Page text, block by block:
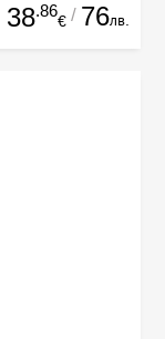
38.86
€ / 76лв.